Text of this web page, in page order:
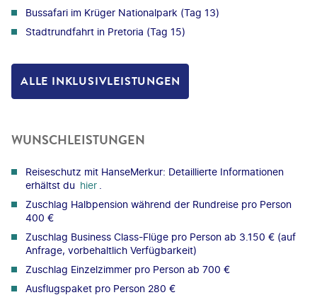
Bussafari im Krüger Nationalpark (Tag 13)
Stadtrundfahrt in Pretoria (Tag 15)
ALLE INKLUSIVLEISTUNGEN
WUNSCHLEISTUNGEN
Reiseschutz mit HanseMerkur: Detaillierte Informationen
erhältst du hier
Zuschlag Halbpension während der Rundreise pro Person
400 €
Zuschlag Business Class-Flüge pro Person ab 3.150 € (auf
Anfrage, vorbehaltlich Verfügbarkeit)
Zuschlag Einzelzimmer pro Person ab 700 €
Ausflugspaket pro Person 280 €